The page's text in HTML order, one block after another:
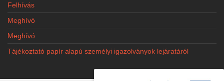
Felhívás
Meghívó
Meghívó
Tájékoztató papír alapú személyi igazolványok lejáratáról